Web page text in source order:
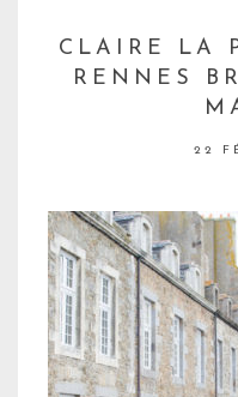
CLAIRE LA
RENNES
22